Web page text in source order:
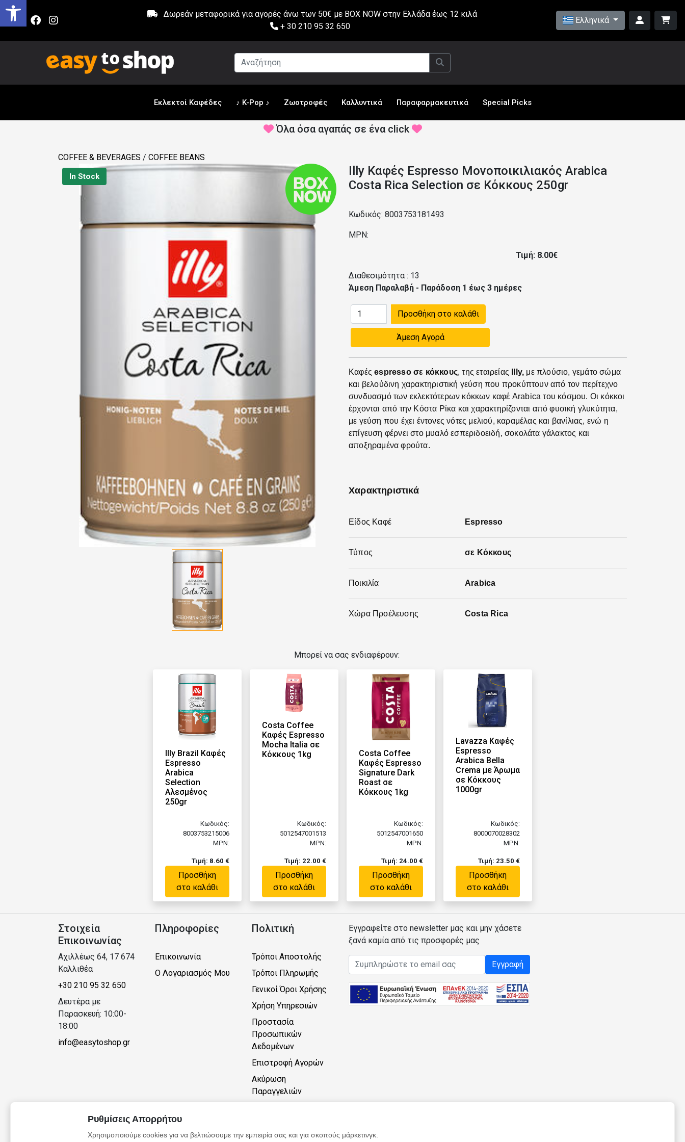
Δωρεάν μεταφορικά για αγορές άνω των 50€ με BOX NOW στην Ελλάδα έως 12 κιλά
+ 30 210 95 32 650
Ελληνικά
Εκλεκτοί Καφέδες ♪ K-Pop ♪ Ζωοτροφές Καλλυντικά Παραφαρμακευτικά Special Picks
Όλα όσα αγαπάς σε ένα click
COFFEE & BEVERAGES / COFFEE BEANS
In Stock
Illy Καφές Espresso Μονοποικιλιακός Arabica
Costa Rica Selection σε Κόκκους 250gr
Κωδικός: 8003753181493
MPN:
Τιμή: 8.00€
Διαθεσιμότητα : 13
Άμεση Παραλαβή - Παράδοση 1 έως 3 ημέρες
Προσθήκη στο καλάθι
Άμεση Αγορά
Καφέςespresso σε κόκκους, της εταιρείας Illy, με πλούσιο, γεμάτο σώμα
και βελούδινη χαρακτηριστική γεύση που προκύπτουν από τον περίτεχνο
συνδυασμό των εκλεκτότερων κόκκων καφέ Arabica του κόσμου. Oι κόκκοι
έρχονται από την Κόστα Ρίκα και χαρακτηρίζονται από φυσική γλυκύτητα,
με γεύση που έχει έντονες νότες μελιού, καραμέλας και βανίλιας, ενώ η
επίγευση φέρνει στο μυαλό εσπεριδοειδή, σοκολάτα γάλακτος και
αποξηραμένα φρούτα.
Χαρακτηριστικά
Είδος Καφέ Espresso
Τύπος σε Κόκκους
Ποικιλία Arabica
Χώρα Προέλευσης Costa Rica
Μπορεί να σας ενδιαφέρουν:
Illy Brazil Καφές
Espresso
Arabica
Selection
Αλεσμένος
250gr
Κωδικός:
8003753215006
MPN:
Τιμή: 8.60 €
Προσθήκη
στο καλάθι
Costa Coffee
Καφές Espresso
Mocha Italia σε
Κόκκους 1kg
Κωδικός:
5012547001513
MPN:
Τιμή: 22.00 €
Προσθήκη
στο καλάθι
Costa Coffee
Καφές Espresso
Signature Dark
Roast σε
Κόκκους 1kg
Κωδικός:
5012547001650
MPN:
Τιμή: 24.00 €
Προσθήκη
στο καλάθι
Lavazza Καφές
Espresso
Arabica Bella
Crema με Άρωμα
σε Κόκκους
1000gr
Κωδικός:
8000070028302
MPN:
Τιμή: 23.50 €
Προσθήκη
στο καλάθι
Στοιχεία
Επικοινωνίας
Αχιλλέως 64, 17 674
Καλλιθέα
+30 210 95 32 650
Δευτέρα με
Παρασκευή: 10:00-
18:00
info@easytoshop.gr
Πληροφορίες
Επικοινωνία
Ο Λογαριασμός Μου
Πολιτική
Τρόποι Αποστολής
Τρόποι Πληρωμής
Γενικοί Όροι Χρήσης
Χρήση Υπηρεσιών
Προστασία
Προσωπικών
Δεδομένων
Επιστροφή Αγορών
Ακύρωση
Παραγγελιών
Εγγραφείτε στο newsletter μας και μην χάσετε
ξανά καμία από τις προσφορές μας
Email address Εγγραφή
Ρυθμίσεις Απορρήτου
Χρησιμοποιούμε cookies για να βελτιώσουμε την εμπειρία σας και για σκοπούς μάρκετινγκ.